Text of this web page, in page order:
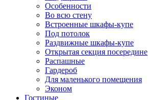
Особенности
Во всю стену
Встроенные шкафы-купе
Под потолок
Раздвижные шкафы-купе
Открытая секция посередине
Распашные
Гардероб
Для маленького помещения
Эконом
Гостиные